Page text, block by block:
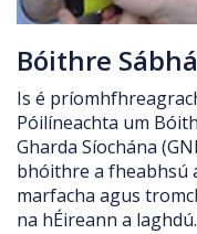
Bóithre
Is é
Póilíneachta um
Gharda Síochána
bhóithre a fheabhsú
marfacha agus
na hÉireann a laghdú.